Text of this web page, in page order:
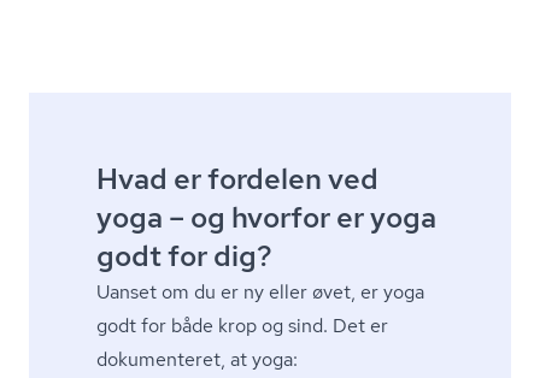
Hvad er fordelen ved
yoga – og hvorfor er yoga
godt for dig?
Uanset om du er ny eller øvet, er yoga
godt for både krop og sind. Det er
dokumenteret, at yoga: